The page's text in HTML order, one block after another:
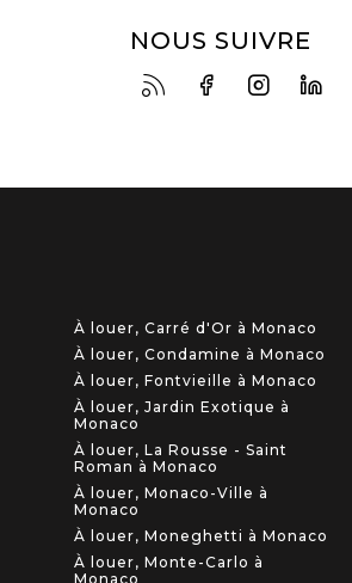
NOUS SUIVRE
À louer, Carré d'Or à Monaco
À louer, Condamine à Monaco
À louer, Fontvieille à Monaco
À louer, Jardin Exotique à
Monaco
À louer, La Rousse - Saint
Roman à Monaco
À louer, Monaco-Ville à
Monaco
À louer, Moneghetti à Monaco
À louer, Monte-Carlo à
Monaco